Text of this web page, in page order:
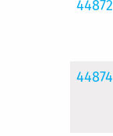
44872
44874